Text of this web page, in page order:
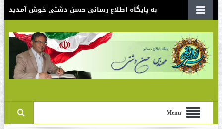
به پایگاه اطلاع رسانی حسن دشتی خوش آمدید
Menu